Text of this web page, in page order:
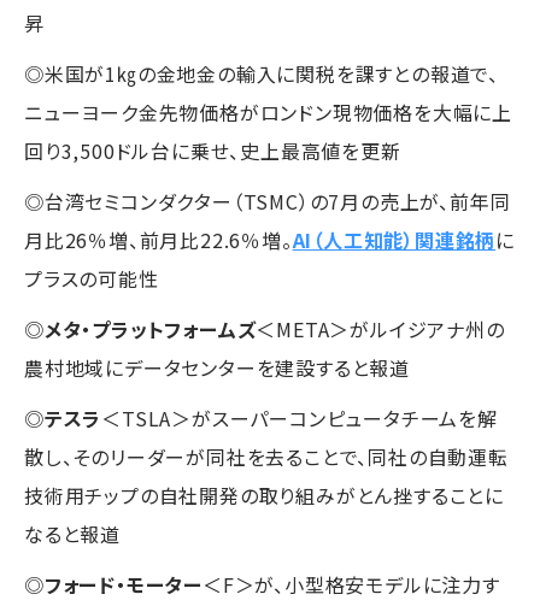
昇
◎米国が1㎏の金地金の輸入に関税を課すとの報道で、
ニューヨーク金先物価格がロンドン現物価格を大幅に上
回り3,500ドル台に乗せ、史上最高値を更新
◎台湾セミコンダクター（TSMC）の7月の売上が、前年同
月比26％増、前月比22.6％増。AI（人工知能）関連銘柄に
プラスの可能性
◎メタ・プラットフォームズ＜META＞がルイジアナ州の
農村地域にデータセンターを建設すると報道
◎テスラ ＜TSLA＞がスーパーコンピュータチームを解
散し、そのリーダーが同社を去ることで、同社の自動運転
技術用チップの自社開発の取り組みがとん挫することに
なると報道
◎フォード・モーター＜F＞が、小型格安モデルに注力す